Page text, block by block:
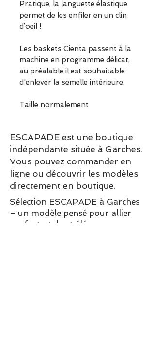
Pratique, la languette élastique
permet de les enfiler en un clin
d’oeil !
Les baskets Cienta passent à la
machine en programme délicat,
au préalable il est souhaitable
d'enlever la semelle intérieure.
Taille normalement
ESCAPADE est une boutique
indépendante située à Garches.
Vous pouvez commander en
ligne ou découvrir les modèles
directement en boutique.
Sélection ESCAPADE à Garches
– un modèle pensé pour allier
confort, style et élégance au